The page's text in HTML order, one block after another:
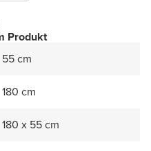
Produkt
55 cm
180 cm
180 x 55 cm